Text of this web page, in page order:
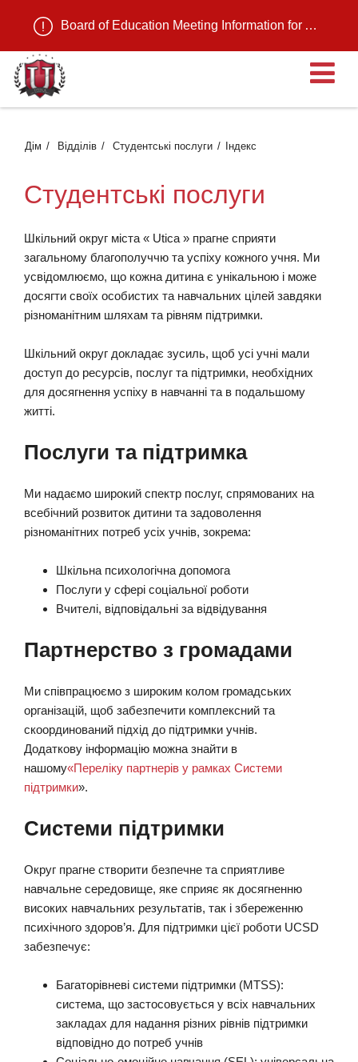
Board of Education Meeting Information for August 11, 2026
Дім Відділів Студентські послуги Індекс
Студентські послуги
Шкільний округ міста « Utica » прагне сприяти
загальному благополуччю та успіху кожного учня. Ми
усвідомлюємо, що кожна дитина є унікальною і може
досягти своїх особистих та навчальних цілей завдяки
різноманітним шляхам та рівням підтримки.
Шкільний округ докладає зусиль, щоб усі учні мали
доступ до ресурсів, послуг та підтримки, необхідних
для досягнення успіху в навчанні та в подальшому
житті.
Послуги та підтримка
Ми надаємо широкий спектр послуг, спрямованих на
всебічний розвиток дитини та задоволення
різноманітних потреб усіх учнів, зокрема:
Шкільна психологічна допомога
Послуги у сфері соціальної роботи
Вчителі, відповідальні за відвідування
Партнерство з громадами
Ми співпрацюємо з широким колом громадських
організацій, щоб забезпечити комплексний та
скоординований підхід до підтримки учнів.
Додаткову інформацію можна знайти в
нашому«Переліку партнерів у рамках Системи
підтримки».
Системи підтримки
Округ прагне створити безпечне та сприятливе
навчальне середовище, яке сприяє як досягненню
високих навчальних результатів, так і збереженню
психічного здоров’я. Для підтримки цієї роботи UCSD
забезпечує:
Багаторівневі системи підтримки (MTSS):
система, що застосовується у всіх навчальних
закладах для надання різних рівнів підтримки
відповідно до потреб учнів